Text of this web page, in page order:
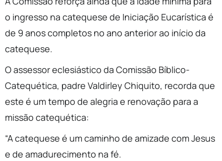
o ingresso na catequese de Iniciação Eucarística é
de 9 anos completos no ano anterior ao início da
catequese.
O assessor eclesiástico da Comissão Bíblico-
Catequética, padre Valdirley Chiquito, recorda que
este é um tempo de alegria e renovação para a
missão catequética:
“A catequese é um caminho de amizade com Jesus
e de amadurecimento na fé.